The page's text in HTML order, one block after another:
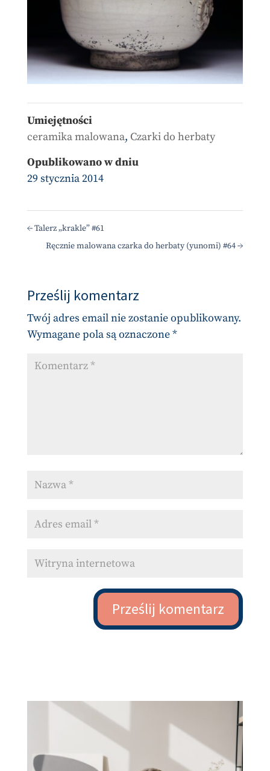
Umiejętności
ceramika malowana, Czarki do herbaty
Opublikowano w dniu
29 stycznia 2014
←Talerz „krakle” #61
Ręcznie malowana czarka do herbaty (yunomi) #64→
Prześlij komentarz
Twój adres email nie zostanie opublikowany.
Wymagane pola są oznaczone*